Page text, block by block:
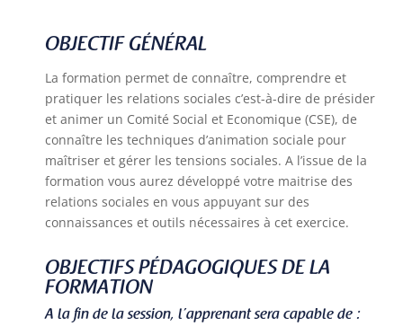
OBJECTIF GÉNÉRAL
La formation permet de connaître, comprendre et
pratiquer les relations sociales c’est-à-dire de présider
et animer un Comité Social et Economique (CSE), de
connaître les techniques d’animation sociale pour
maîtriser et gérer les tensions sociales. A l’issue de la
formation vous aurez développé votre maitrise des
relations sociales en vous appuyant sur des
connaissances et outils nécessaires à cet exercice.
OBJECTIFS PÉDAGOGIQUES DE LA
FORMATION
A la fin de la session, l’apprenant sera capable de :